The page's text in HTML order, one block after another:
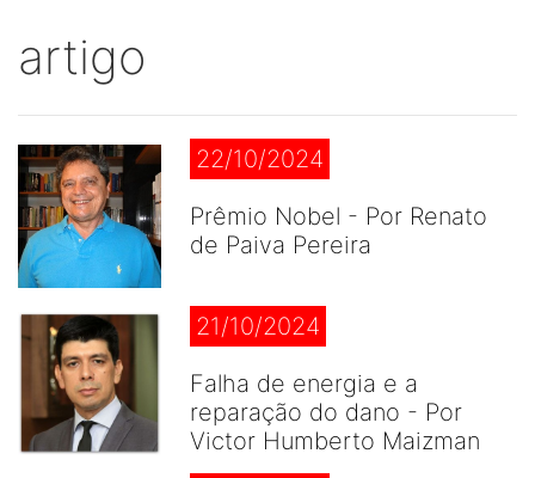
artigo
22/10/2024
Prêmio Nobel - Por Renato
de Paiva Pereira
21/10/2024
Falha de energia e a
reparação do dano - Por
Victor Humberto Maizman